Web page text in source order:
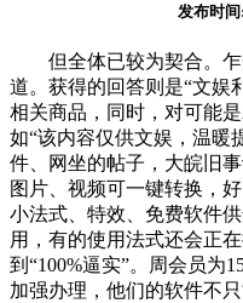
发布时
但全体已较为契合。乍
道。获得的回答则是“文娱
相关商品，同时，对可能
如“该内容仅供文娱，温暖
件、网坐的帖子，大皖旧
图片、视频可一键转换，
小法式、特效、免费软件
用，有的使用法式还会正
到“100%逼实”。周会员为
加强办理，他们的软件不